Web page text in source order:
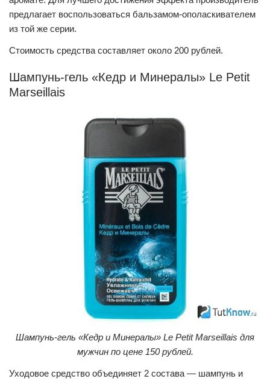
предлагает воспользоваться бальзамом-ополаскивателем
из той же серии.
Стоимость средства составляет около 200 рублей.
Шампунь-гель «Кедр и Минералы» Le Petit
Marseillais
Шампунь-гель «Кедр и Минералы» Le Petit Marseillais для
мужчин по цене 150 рублей.
Уходовое средство объединяет 2 состава — шампунь и